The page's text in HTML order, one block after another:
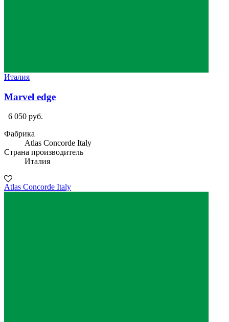
Италия
Marvel edge
6 050 руб.
Фабрика
Atlas Concorde Italy
Страна производитель
Италия
Atlas Concorde Italy